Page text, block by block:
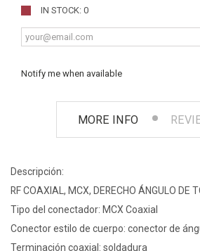
IN STOCK: 0
Notify me when available
MORE INFO
Descripción:
RF COAXIAL, MCX, DERECHO ÁNGULO DE
Tipo del conectador: MCX Coaxial
Conector estilo de cuerpo: conector de
Terminación coaxial: soldadura